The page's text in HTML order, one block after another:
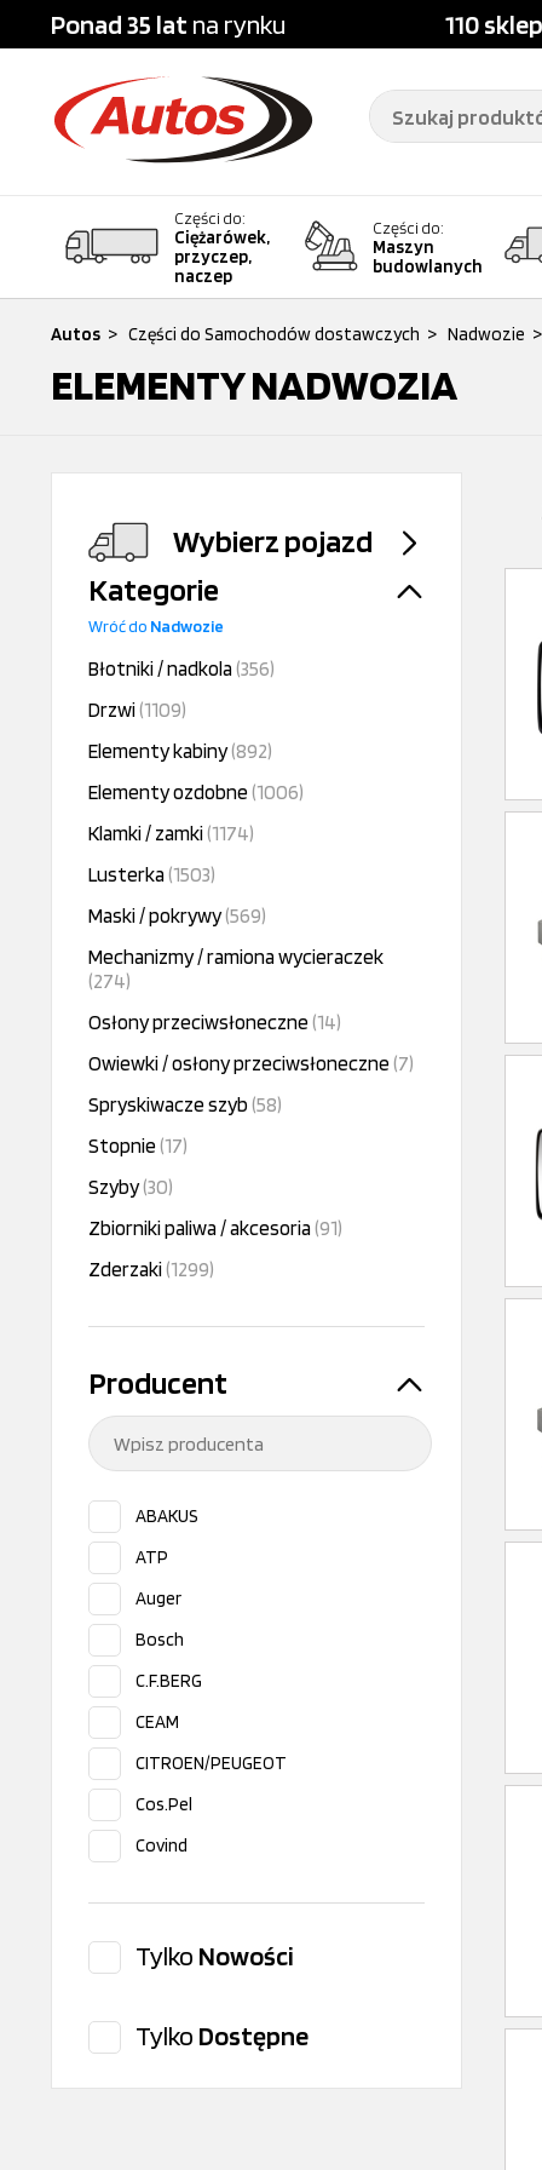
Ponad 35 lat na rynku 110
Części do:
Ciężarówek,
przyczep,
naczep
Części do:
Maszyn
budowlanych
Autos > Części do Samochodów dostawczych > Nadwozie >
ELEMENTY NADWOZIA
Wybierz pojazd
Kategorie
Wróć do Nadwozie
Błotniki / nadkola(356)
Drzwi(1109)
Elementy kabiny(892)
Elementy ozdobne (1006)
Klamki / zamki(1174)
Lusterka(1503)
Maski / pokrywy(569)
Mechanizmy / ramiona wycieraczek
(274)
Osłony przeciwsłoneczne (14)
Owiewki / osłony przeciwsłoneczne (7)
Spryskiwacze szyb (58)
Stopnie (17)
Szyby(30)
Zbiorniki paliwa / akcesoria(91)
Zderzaki(1299)
Producent
ABAKUS
ATP
Auger
Bosch
C.F.BERG
CEAM
CITROEN/PEUGEOT
Cos.Pel
Covind
DT Spare Parts
FAST GENUINE
FAST SRL
Tylko Nowości
Tylko Dostępne